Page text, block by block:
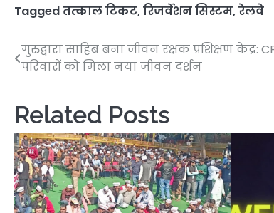
Taggedतत्काल टिकट,रिजर्वेशन सिस्टम,रेलवे
Post
गुरुद्वारा साहिब बना जीवन रक्षक प्रशिक्षण केंद्र:
परिवारों को मिला नया जीवन दर्शन
Related Posts